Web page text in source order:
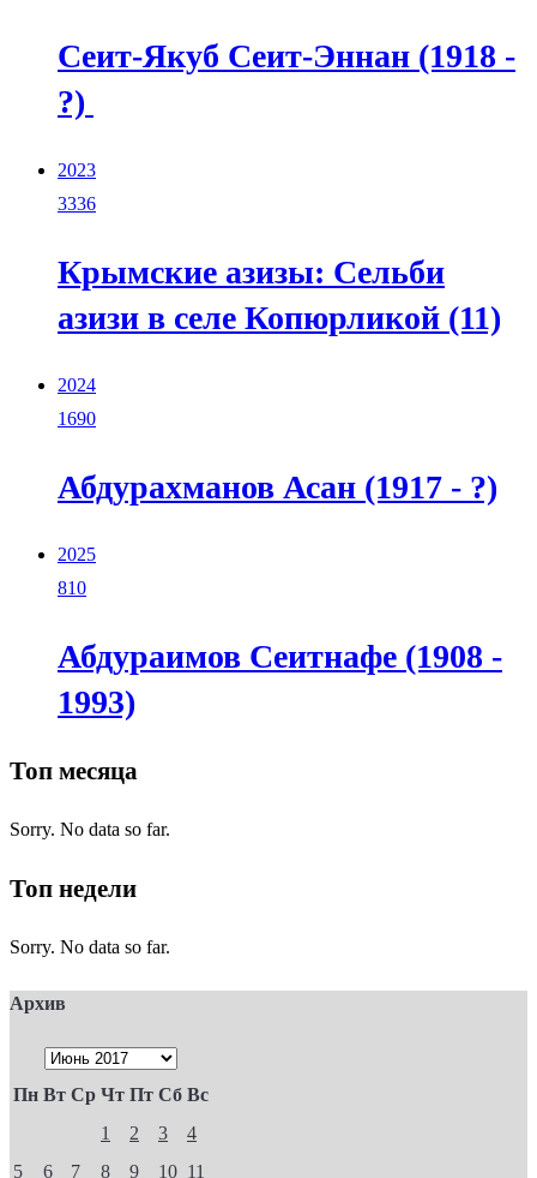
Сеит-Якуб Сеит-Эннан (1918 -
?)
2023
3336
Крымские азизы: Сельби
азизи в селе Копюрликой (11)
2024
1690
Абдурахманов Асан (1917 - ?)
2025
810
Абдураимов Сеитнафе (1908 -
1993)
Топ месяца
Sorry. No data so far.
Топ недели
Sorry. No data so far.
Архив
Пн Вт Ср Чт Пт Сб Вс
1 2 3
4
5
6 7 8 9 10 11